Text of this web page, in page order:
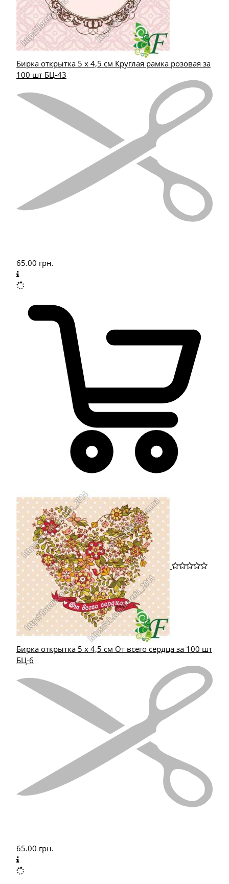
Бирка открытка 5 х 4,5 см Круглая рамка розовая за
100 шт БЦ-43
65.00 грн.
Бирка открытка 5 х 4,5 см От всего сердца за 100 шт
БЦ-6
65.00 грн.